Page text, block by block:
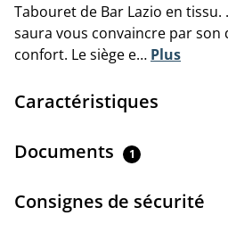
Tabouret de Bar Lazio en
saura vous convaincre par son
confort. Le siège e… Plus
Caractéristiques
Documents 1
Consignes de sécurité